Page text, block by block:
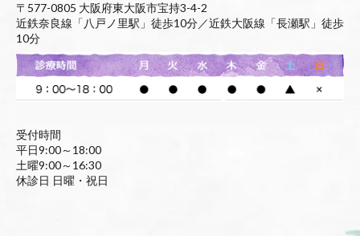
〒577-0805 大阪府東大阪市宝持3-4-2
近鉄奈良線「八戸ノ里駅」徒歩10分／近鉄大阪線「長瀬駅」徒歩
10分
受付時間
平日9:00～18:00
土曜9:00～16:30
休診日 日曜・祝日